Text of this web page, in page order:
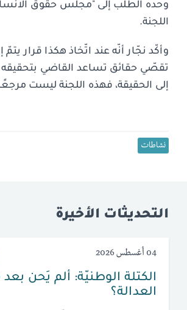
وحده الطلب إلى "مجلس حقوق
اللجنة.
وأكّد نجّار أنّه عند اتّخاذ هكذا قرار
تقصّي حقائق تساعد القاضي
إلى الحقيقة، فهذه اللجنة ليست
نشاطات
التحديثات الأخيرة
04 أغسطس 2026
الكتلة الوطنيّة: ألم يَحن
العدالة؟